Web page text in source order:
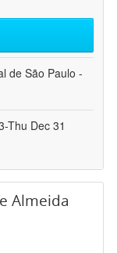
de São Paulo -
Thu Dec 31
Almeida